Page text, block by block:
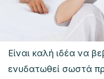
Είναι καλή ιδέα να
ενυδατωθεί σωστά